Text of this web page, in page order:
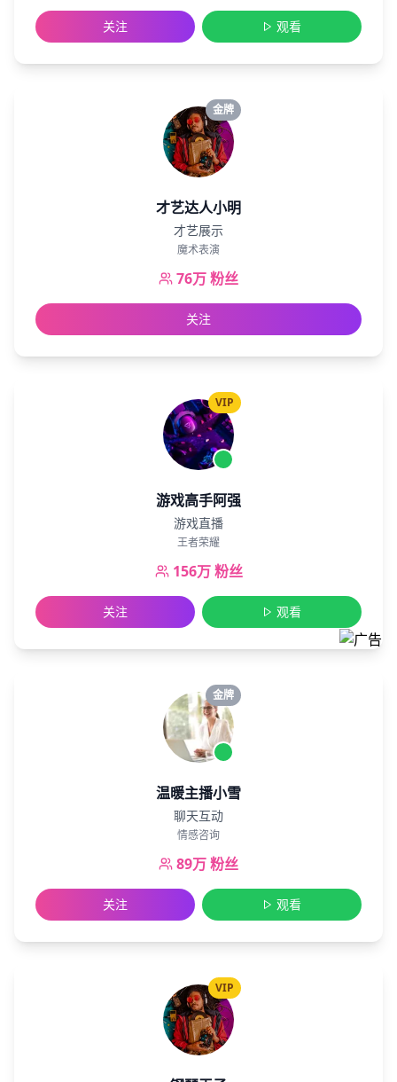
关注 观看
金牌
才艺达人小明
才艺展示
魔术表演
76万粉丝
关注
VIP
游戏高手阿强
游戏直播
王者荣耀
156万粉丝
关注 观看
金牌
温暖主播小雪
聊天互动
情感咨询
89万粉丝
关注 观看
VIP